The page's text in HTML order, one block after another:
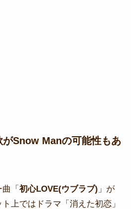
Snow Manの可能性もあ
「 初心LOVE(ウブラブ) 」が
上ではドラマ「消えた初恋」